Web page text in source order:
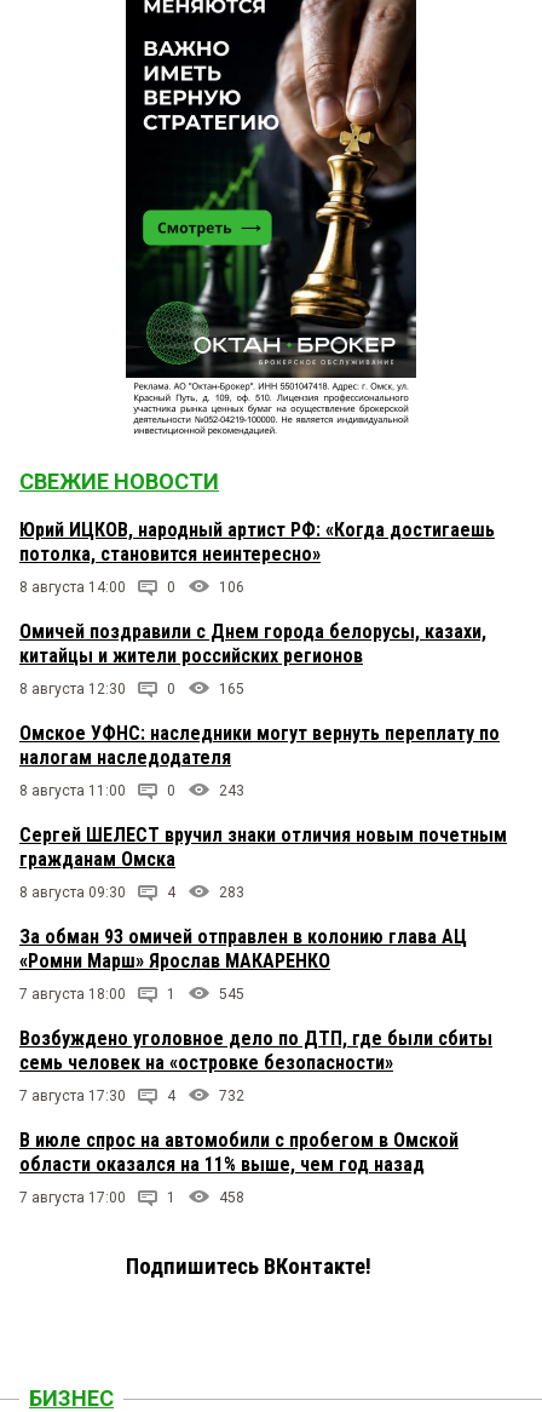
СВЕЖИЕ НОВОСТИ
Юрий ИЦКОВ, народный артист РФ: «Когда достигаешь
потолка, становится неинтересно»
8 августа 14:00 0 106
Омичей поздравили с Днем города белорусы, казахи,
китайцы и жители российских регионов
8 августа 12:30 0 165
Омское УФНС: наследники могут вернуть переплату по
налогам наследодателя
8 августа 11:00 0 243
Сергей ШЕЛЕСТ вручил знаки отличия новым почетным
гражданам Омска
8 августа 09:30 4 283
За обман 93 омичей отправлен в колонию глава АЦ
«Ромни Марш» Ярослав МАКАРЕНКО
7 августа 18:00 1 545
Возбуждено уголовное дело по ДТП, где были сбиты
семь человек на «островке безопасности»
7 августа 17:30 4 732
В июле спрос на автомобили с пробегом в Омской
области оказался на 11% выше, чем год назад
7 августа 17:00 1 458
Подпишитесь ВКонтакте!
БИЗНЕС